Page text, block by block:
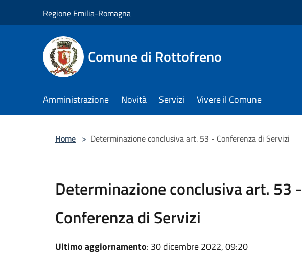
Regione Emilia-Romagna
Comune di Rottofreno
Amministrazione Novità Servizi Vivere il Comune
Home > Determinazione conclusiva art. 53 - Conferenza di Servizi
Determinazione conclusiva art. 53 -
Conferenza di Servizi
Ultimo aggiornamento: 30 dicembre 2022, 09:20